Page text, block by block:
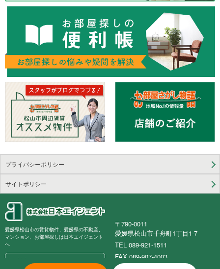
プライバシーポリシー
サイトポリシー
愛媛県松山市の賃貸物件、愛媛県の不動産、
マンション、お部屋探しは日本エイジェント
へ
会社概要
〒790-0011
愛媛県松山市千舟町1丁目1-7
TEL 089-921-1511
FAX 089-907-4003
免許番号 国土交通大臣(3)第8531号